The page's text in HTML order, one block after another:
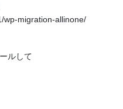
wp-migration-allinone/
ルして